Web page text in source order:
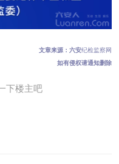
文章来源：六安纪检监察网
如有侵权请通知删除
下楼主吧